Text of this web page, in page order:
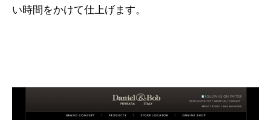
い時間をかけて仕上げます。